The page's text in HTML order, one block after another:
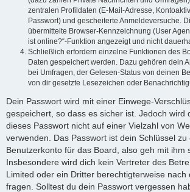
zentralen Profildaten (E-Mail-Adresse,
Passwort) und gescheiterte Anmeldeversuche.
übermittelte Browser-Kennzeichnung (User
ist online?“-Funktion angezeigt und nicht
Schließlich erfordern einzelne Funktionen des
Daten gespeichert werden. Dazu gehören dein
bei Umfragen, der Gelesen-Status von deinen
von dir gesetzte Lesezeichen oder
Dein Passwort wird mit einer Einwege-
gespeichert, so dass es sicher ist. Jedoch wird
dieses Passwort nicht auf einer Vielzahl von
verwenden. Das Passwort ist dein Schlüssel zu
Benutzerkonto für das Board, also geh mit ihm
Insbesondere wird dich kein Vertreter des
Limited oder ein Dritter berechtigterweise nach
fragen. Solltest du dein Passwort vergessen